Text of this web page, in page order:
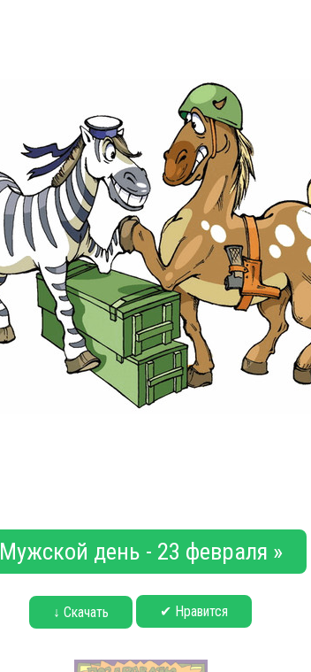
Мужской день - 23 февраля »
↓ Скачать ✔ Нравится